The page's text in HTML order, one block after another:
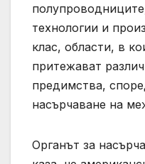
технологии и
клас, области, в
притежават
предимства,
насърчаване на
Органът за